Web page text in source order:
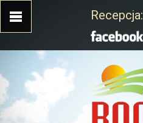
Recepcja: